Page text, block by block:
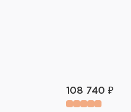
108 740 ₽